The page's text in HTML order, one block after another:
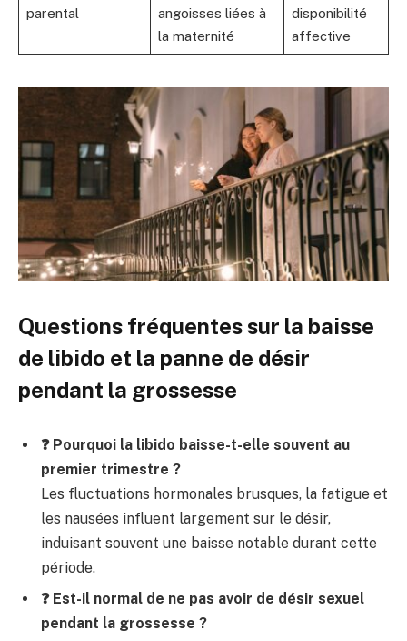
parental
angoisses liées à
la maternité
disponibilité
affective
Questions fréquentes sur la baisse
de libido et la panne de désir
pendant la grossesse
❓ Pourquoi la libido baisse-t-elle souvent au
premier trimestre ?
Les fluctuations hormonales brusques, la fatigue et
les nausées influent largement sur le désir,
induisant souvent une baisse notable durant cette
période.
❓ Est-il normal de ne pas avoir de désir sexuel
pendant la grossesse ?